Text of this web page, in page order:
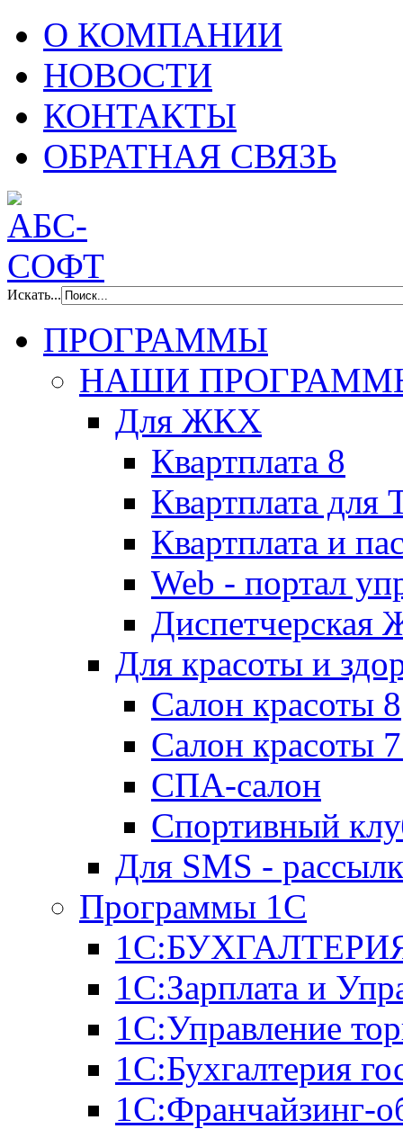
О КОМПАНИИ
НОВОСТИ
КОНТАКТЫ
ОБРАТНАЯ СВЯЗЬ
Искать...
ПРОГРАММЫ
НАШИ
Для ЖКХ
Квартплата 8
Квартплата
Квартплата и
Web - портал
Для красоты и
Салон красоты 8
Салон красоты
СПА-салон
Спортивный
Для SMS -
Программы 1С
1С:Зарплата и
1С:Управление
1С:Бухгалтерия
1С:Франчайзинг-